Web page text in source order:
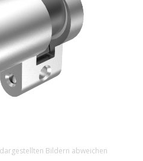
Bildern abweichen